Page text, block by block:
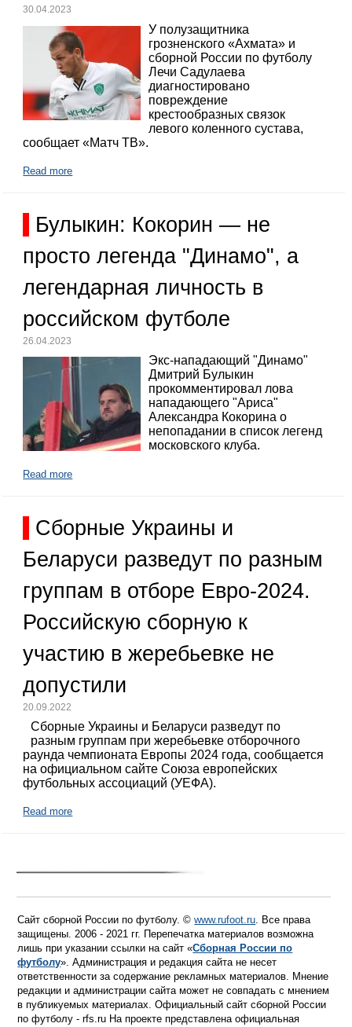
30.04.2023
У полузащитника
грозненского «Ахмата» и
сборной России по футболу
Лечи Садулаева
диагностировано
повреждение
крестообразных связок
левого коленного сустава,
сообщает «Матч ТВ».
Read more
Булыкин: Кокорин — не
просто легенда "Динамо", а
легендарная личность в
российском футболе
26.04.2023
Экс-нападающий "Динамо"
Дмитрий Булыкин
прокомментировал лова
нападающего "Ариса"
Александра Кокорина о
непопадании в список легенд
московского клуба.
Read more
Сборные Украины и
Беларуси разведут по разным
группам в отборе Евро-2024.
Российскую сборную к
участию в жеребьевке не
допустили
20.09.2022
Сборные Украины и Беларуси разведут по
разным группам при жеребьевке отборочного
раунда чемпионата Европы 2024 года, сообщается
на официальном сайте Союза европейских
футбольных ассоциаций (УЕФА).
Read more
Сайт сборной России по футболу. ©www.rufoot.ru. Все права
защищены. 2006 - 2021 гг. Перепечатка материалов возможна
лишь при указании ссылки на сайт «Сборная России по
футболу». Администрация и редакция сайта не несет
ответственности за содержание рекламных материалов. Мнение
редакции и администрации сайта может не совпадать с мнением
в публикуемых материалах. Официальный сайт сборной России
по футболу - rfs.ru На проекте представлена официальная